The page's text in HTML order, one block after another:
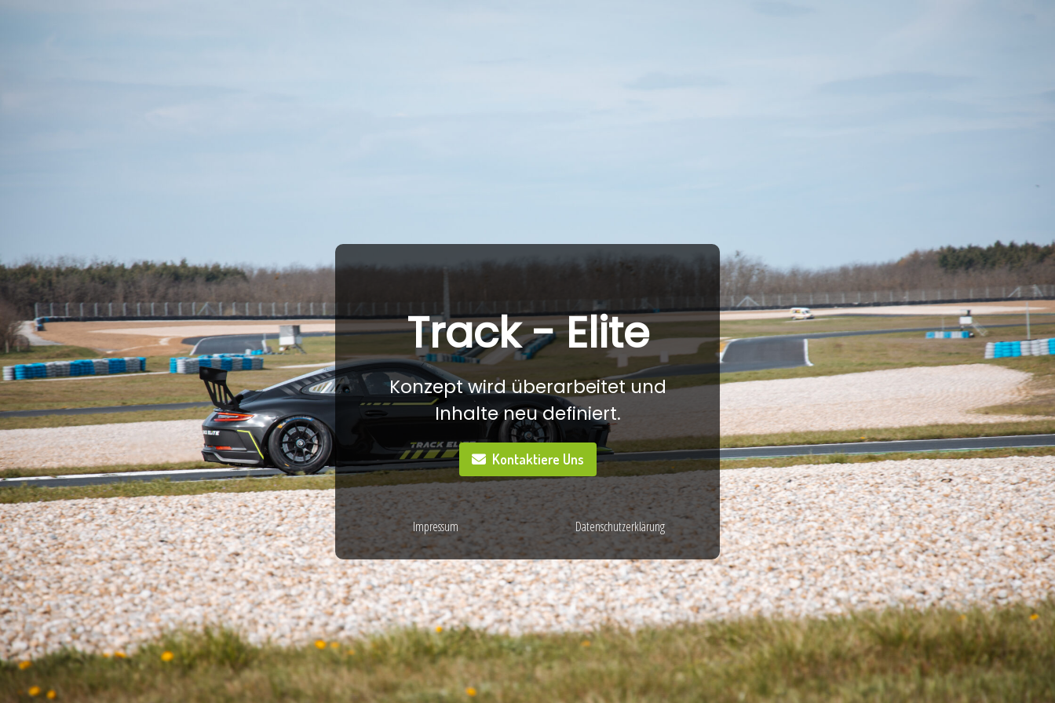
Track - Elite
Konzept wird überarbeitet und
Inhalte neu definiert.
Kontaktiere Uns
Impressum Datenschutzerklärung